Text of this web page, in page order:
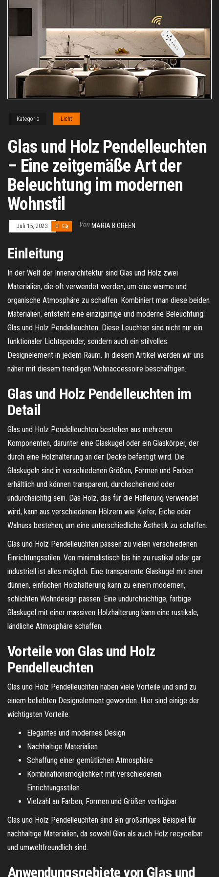
Kategorie Licht
Glas und Holz Pendelleuchten
– Eine zeitgemäße Art der
Beleuchtung im modernen
Wohnstil
Juli 15, 2023 0 Von MARIA B GREEN
Einleitung
In der Welt der Innenarchitektur sind Glas und Holz zwei
Materialien, die oft verwendet werden, um eine warme und
organische Atmosphäre zu schaffen. Kombiniert man diese beiden
Materialien, entsteht eine einzigartige und moderne Beleuchtung:
Glas und Holz Pendelleuchten. Diese Leuchten sind nicht nur ein
funktionaler Lichtspender, sondern auch ein stilvolles
Designelement in jedem Raum. In diesem Artikel werden wir uns
näher mit diesem trendigen Wohnaccessoire beschäftigen.
Glas und Holz Pendelleuchten im
Detail
Glas und Holz Pendelleuchten bestehen aus mehreren
Komponenten, darunter eine Glaskugel oder ein Glaskörper, der
durch eine Holzhalterung an der Decke befestigt wird. Die
Glaskugeln sind in verschiedenen Größen, Formen und Farben
erhältlich und können transparent, durchscheinend oder
undurchsichtig sein. Das Holz, das für die Halterung verwendet
wird, kann aus verschiedenen Hölzern wie Kiefer, Eiche oder
Walnuss bestehen, um eine unterschiedliche Ästhetik zu schaffen.
Glas und Holz Pendelleuchten passen zu vielen verschiedenen
Einrichtungsstilen. Von minimalistisch bis hin zu rustikal oder gar
industriell ist alles möglich. Eine transparente Glaskugel mit einer
dünnen, einfachen Holzhalterung kann zu einem modernen,
schlichten Wohndesign passen. Eine undurchsichtige, farbige
Glaskugel mit einer massiven Holzhalterung kann eine rustikale,
ländliche Atmosphäre schaffen.
Vorteile von Glas und Holz
Pendelleuchten
Glas und Holz Pendelleuchten haben viele Vorteile und sind zu
einem beliebten Designelement geworden. Hier sind einige der
wichtigsten Vorteile:
Elegantes und modernes Design
Nachhaltige Materialien
Schaffung einer gemütlichen Atmosphäre
Kombinationsmöglichkeit mit verschiedenen
Einrichtungsstilen
Vielzahl an Farben, Formen und Größen verfügbar
Glas und Holz Pendelleuchten sind ein großartiges Beispiel für
nachhaltige Materialien, da sowohl Glas als auch Holz recycelbar
und umweltfreundlich sind.
Anwendungsgebiete von Glas und